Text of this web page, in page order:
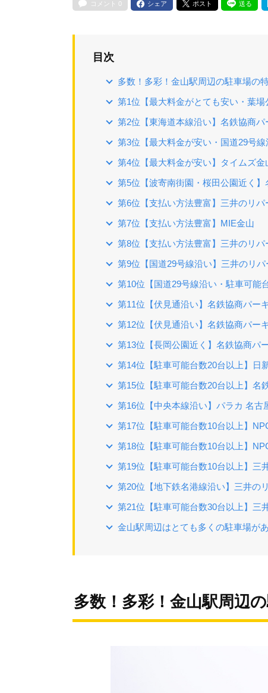
コメント 0 シェア ポスト 送る
目次
多数！多彩！金山駅周辺の駐車場の
第1位【最大料金がとても安い・葉
第2位【東海道本線沿い】名鉄協商
第3位【最大料金が安い・国道29号
第4位【最大料金が安い】タイムズ金
第5位【波寄南街園・桜田公園近く
第6位【支払い方法豊富】三井のリパ
第7位【支払い方法豊富】MIE金山
第8位【支払い方法豊富】三井のリパ
第9位【国道29号線沿い】三井のリ
第10位【国道29号線沿い・駐車可能
第11位【伏見通沿い】名鉄協商パー
第12位【伏見通沿い】名鉄協商パー
第13位【長岡公園近く】名鉄協商パ
第14位【駐車可能台数20台以上】日
第15位【駐車可能台数20台以上】名
第16位【中央本線沿い】パラカ 名古
第17位【駐車可能台数10台以上】
第18位【駐車可能台数10台以上】
第19位【駐車可能台数10台以上】三
第20位【地下鉄名港線沿い】三井の
第21位【駐車可能台数30台以上】三
金山駅周辺はとても多くの駐車場が
多数！多彩！金山駅周辺